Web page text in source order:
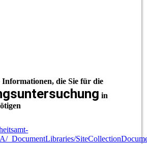
Informationen, die Sie für die
in
_DocumentLibraries/